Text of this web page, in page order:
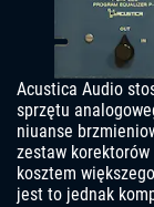
Acustica Audio
sprzętu
niuanse
zestaw
kosztem
jest to jednak